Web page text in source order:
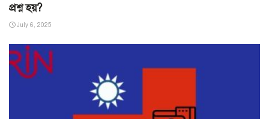
প্রশ্ন হয়?
July 6, 2025